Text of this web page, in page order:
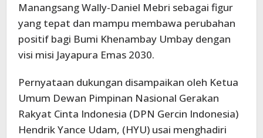
Manangsang Wally-Daniel Mebri sebagai figur
yang tepat dan mampu membawa perubahan
positif bagi Bumi Khenambay Umbay dengan
visi misi Jayapura Emas 2030.
Pernyataan dukungan disampaikan oleh Ketua
Umum Dewan Pimpinan Nasional Gerakan
Rakyat Cinta Indonesia (DPN Gercin Indonesia)
Hendrik Yance Udam, (HYU) usai menghadiri